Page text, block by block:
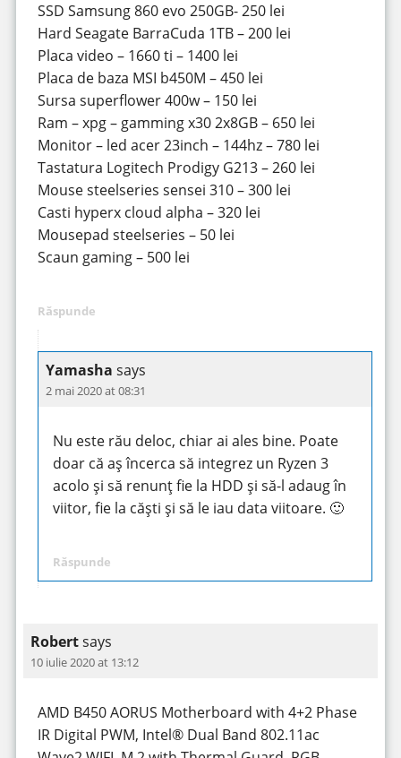
SSD Samsung 860 evo 250GB- 250 lei
Hard Seagate BarraCuda 1TB – 200 lei
Placa video – 1660 ti – 1400 lei
Placa de baza MSI b450M – 450 lei
Sursa superflower 400w – 150 lei
Ram – xpg – gamming x30 2x8GB – 650 lei
Monitor – led acer 23inch – 144hz – 780 lei
Tastatura Logitech Prodigy G213 – 260 lei
Mouse steelseries sensei 310 – 300 lei
Casti hyperx cloud alpha – 320 lei
Mousepad steelseries – 50 lei
Scaun gaming – 500 lei
Răspunde
Yamasha says
2 mai 2020 at 08:31
Nu este rău deloc, chiar ai ales bine. Poate
doar că aș încerca să integrez un Ryzen 3
acolo și să renunț fie la HDD și să-l adaug în
viitor, fie la căști și să le iau data viitoare. 🙂
Răspunde
Robertsays
10 iulie 2020 at 13:12
AMD B450 AORUS Motherboard with 4+2 Phase
IR Digital PWM, Intel® Dual Band 802.11ac